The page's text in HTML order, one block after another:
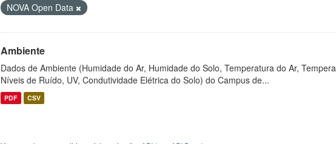
NOVA Open Data
Ambiente
Dados de Ambiente (Humidade do Ar, Humidade do Solo, Temperatura do Ar,
Níveis de Ruído, UV, Condutividade Elétrica do Solo) do Campus de...
PDF CSV